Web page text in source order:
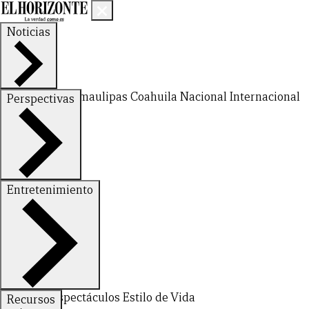
Noticias
Nuevo LeónTamaulipas Coahuila NacionalInternacional
Perspectivas
FinanzasOpinión
Entretenimiento
DeportesEspectáculos Estilo de Vida
Recursos
CERRAR
X